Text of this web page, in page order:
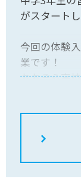
がスタートし
今回の体験
業です！
おおぞら高